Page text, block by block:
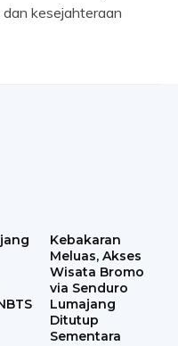
kesejahteraan
Kebakaran
Meluas, Akses
Wisata Bromo
via Senduro
Lumajang
Ditutup
Sementara